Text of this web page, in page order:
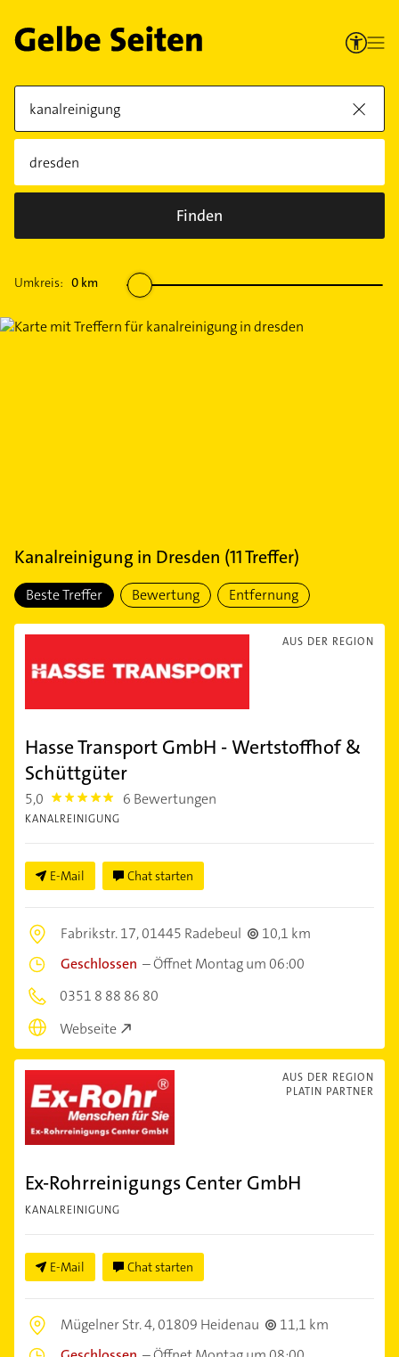
Finden
Umkreis: 0 km
Kanalreinigung in Dresden (11Treffer)
Beste Treffer Bewertung Entfernung
AUS DER REGION
Hasse Transport GmbH - Wertstoffhof &
Schüttgüter
5,0 5.0 6 Bewertungen
KANALREINIGUNG
E-Mail Chat starten
Fabrikstr. 17,01445 Radebeul
10,1 km
Geschlossen –Öffnet Montag um 06:00
0351 8 88 86 80
Webseite
AUS DER REGION
PLATIN PARTNER
Ex-Rohrreinigungs Center GmbH
KANALREINIGUNG
E-Mail Chat starten
Mügelner Str. 4,01809 Heidenau
11,1 km